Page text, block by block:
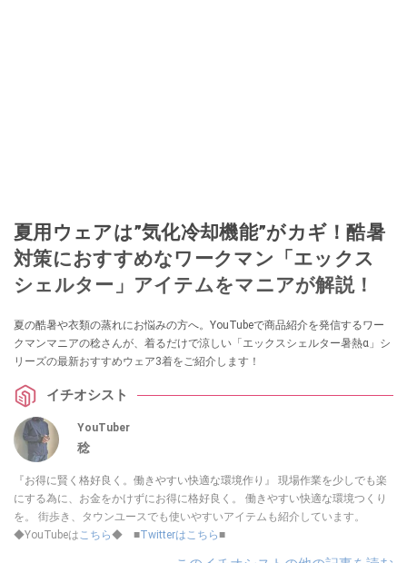
夏用ウェアは”気化冷却機能”がカギ！酷暑
対策におすすめなワークマン「エックス
シェルター」アイテムをマニアが解説！
夏の酷暑や衣類の蒸れにお悩みの方へ。YouTubeで商品紹介を発信するワー
クマンマニアの稔さんが、着るだけで涼しい「エックスシェルター暑熱α」シ
リーズの最新おすすめウェア3着をご紹介します！
イチオシスト
YouTuber
稔
『お得に賢く格好良く。働きやすい快適な環境作り』 現場作業を少しでも楽
にする為に、お金をかけずにお得に格好良く。 働きやすい快適な環境つくり
を。 街歩き、タウンユースでも使いやすいアイテムも紹介しています。
◆YouTubeはこちら◆ ■Twitterはこちら■